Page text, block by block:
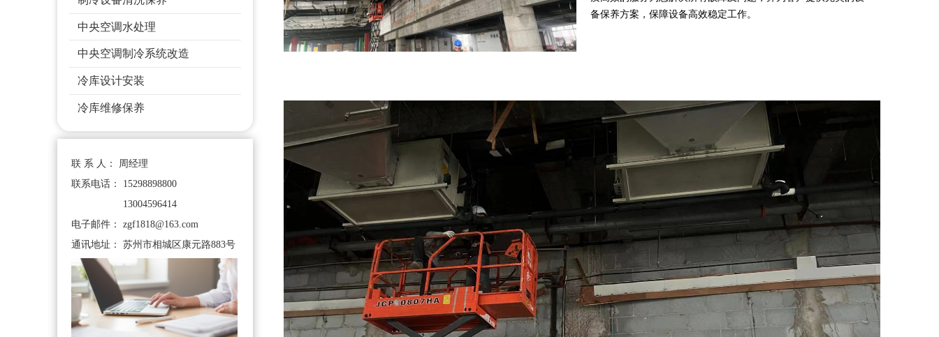
备保养方案，保障设备高效稳定工作。
中央空调水处理
中央空调制冷系统改造
冷库设计安装
冷库维修保养
联 系 人： 周经理
联系电话： 15298898800
13004596414
电子邮件： zgf1818@163.com
通讯地址： 苏州市相城区康元路883号